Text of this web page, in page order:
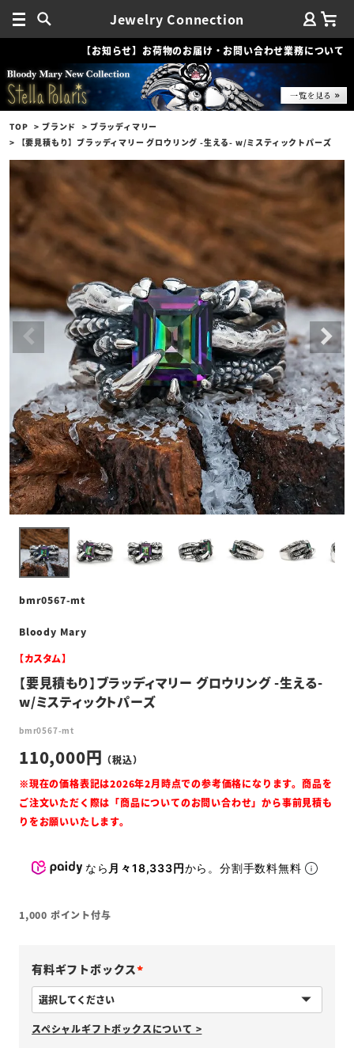
Jewelry Connection
【お知らせ】お荷物のお届け・お問い合わせ業務について
TOP ブランド
ブラッディマリー
【要見積もり】ブラッディマリー グロウリング -生える- w/ミスティックトパーズ
bmr0567-mt
Bloody Mary
【カスタム】
【要見積もり】ブラッディマリー グロウリング -生える-
w/ミスティックトパーズ
bmr0567-mt
110,000
なら 月々18,333円から。分割手数料無料
1,000 ポイント付与
有料ギフトボックス
必
須
スペシャルギフトボックスについて >